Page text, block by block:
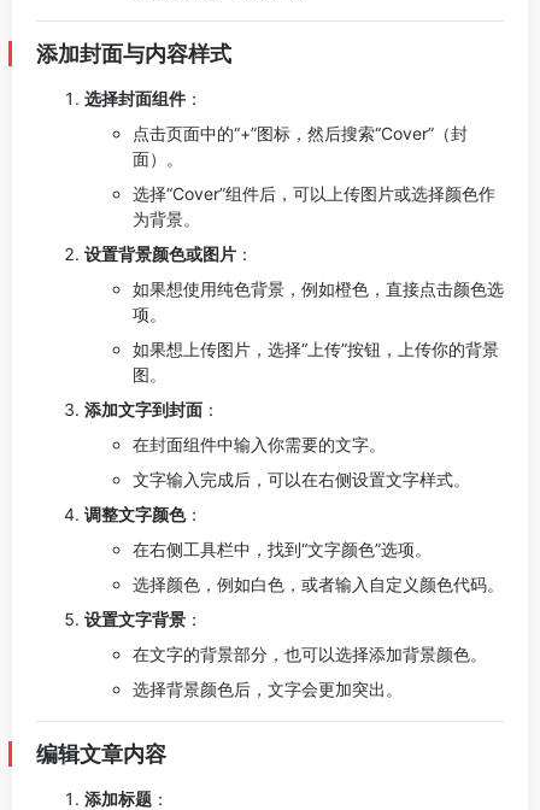
添加封面与内容样式
选择封面组件 ：
点击页面中的“+”图标，然后搜索“Cover”（封
面）。
选择“Cover”组件后，可以上传图片或选择颜色作
为背景。
设置背景颜色或图片 ：
如果想使用纯色背景，例如橙色，直接点击颜色选
项。
如果想上传图片，选择“上传”按钮，上传你的背景
图。
添加文字到封面 ：
在封面组件中输入你需要的文字。
文字输入完成后，可以在右侧设置文字样式。
调整文字颜色：
在右侧工具栏中，找到“文字颜色”选项。
选择颜色，例如白色，或者输入自定义颜色代码。
设置文字背景 ：
在文字的背景部分，也可以选择添加背景颜色。
选择背景颜色后，文字会更加突出。
编辑文章内容
添加标题 ：